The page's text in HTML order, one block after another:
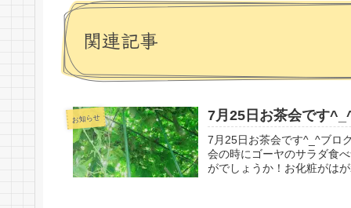
関連記事
お知らせ 7月25日お茶会です
7月25日お茶会です^_^ブロ
会の時にゴーヤのサラダ食
がでしょうか！お化粧がは